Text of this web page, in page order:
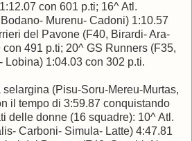
con 601 p.ti; 16^ Atl.
Murenu- Cadoni) 1:10.57
del Pavone (F40, Birardi- Ara-
491 p.ti; 20^ GS Runners (F35,
Lobina) 1:04.03 con 302 p.ti.
selargina (Pisu-Soru-Mereu-Murtas,
il tempo di 3:59.87 conquistando
delle donne (16 squadre): 10^ Atl.
Carboni- Simula- Latte) 4:47.81